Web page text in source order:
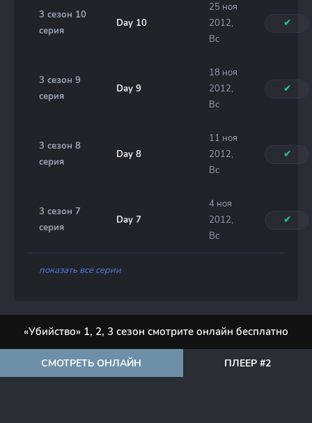
3 сезон 10
серия
Day 10
25 ноя
2012,
Вс
✔
3 сезон 9
серия
Day 9
18 ноя
2012,
Вс
✔
3 сезон 8
серия
Day 8
11 ноя
2012,
Вс
✔
3 сезон 7
серия
Day 7
4 ноя
2012,
Вс
✔
показать все серии
«Убийство» 1, 2, 3 сезон смотрите онлайн бесплатно
СМОТРЕТЬ ОНЛАЙН ПЛЕЕР #2